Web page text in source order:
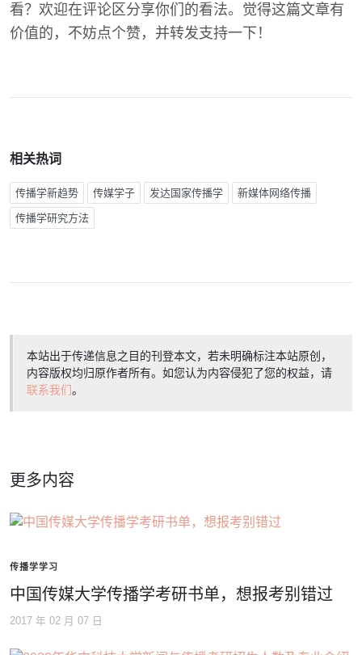
看？欢迎在评论区分享你们的看法。觉得这篇文章有
价值的，不妨点个赞，并转发支持一下！
相关热词
传播学新趋势 传媒学子 发达国家传播学 新媒体网络传播
传播学研究方法
本站出于传递信息之目的刊登本文，若未明确标注本站原创，
内容版权均归原作者所有。如您认为内容侵犯了您的权益，请
联系我们。
更多内容
传播学学习
中国传媒大学传播学考研书单，想报考别错过
2017 年 02 月 07 日